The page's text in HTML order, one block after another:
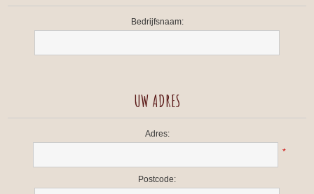
Bedrijfsnaam:
UW ADRES
Adres:
*
Postcode: